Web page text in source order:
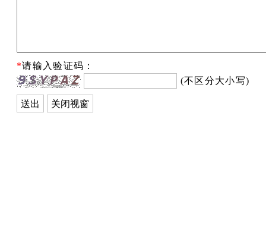
*请输入验证码：
(不区分大小写)